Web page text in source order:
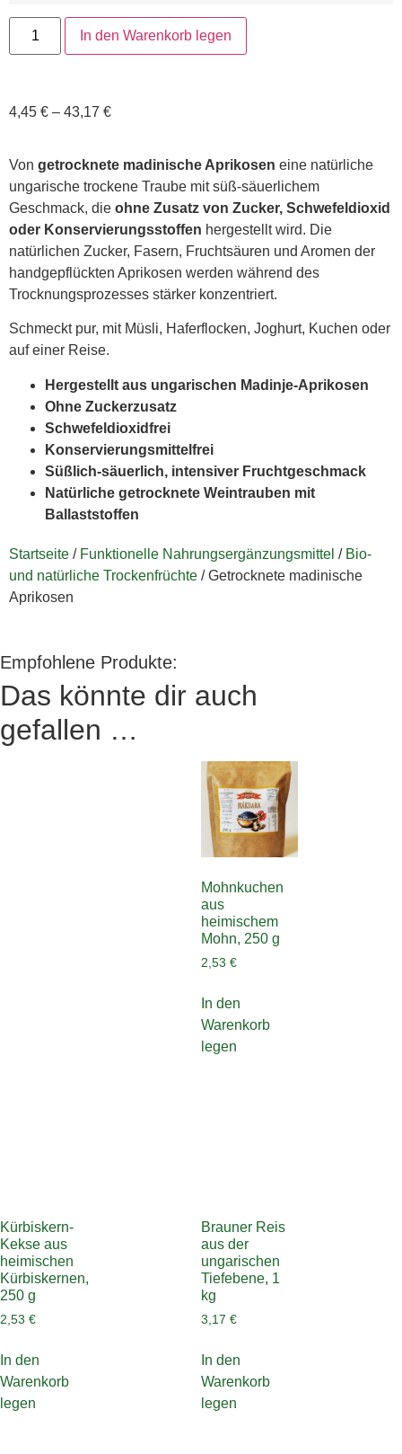
In den Warenkorb legen
4,45 € – 43,17 €
Von getrocknete madinische Aprikosen eine natürliche
ungarische trockene Traube mit süß-säuerlichem
Geschmack, die ohne Zusatz von Zucker, Schwefeldioxid
oder Konservierungsstoffen hergestellt wird. Die
natürlichen Zucker, Fasern, Fruchtsäuren und Aromen der
handgepflückten Aprikosen werden während des
Trocknungsprozesses stärker konzentriert.
Schmeckt pur, mit Müsli, Haferflocken, Joghurt, Kuchen oder
auf einer Reise.
Hergestellt aus ungarischen Madinje-Aprikosen
Ohne Zuckerzusatz
Schwefeldioxidfrei
Konservierungsmittelfrei
Süßlich-säuerlich, intensiver Fruchtgeschmack
Natürliche getrocknete Weintrauben mit
Ballaststoffen
Startseite / Funktionelle Nahrungsergänzungsmittel / Bio-
und natürliche Trockenfrüchte / Getrocknete madinische
Aprikosen
Empfohlene Produkte:
Das könnte dir auch
gefallen …
Mohnkuchen
aus
heimischem
Mohn, 250 g
2,53 €
In den
Warenkorb
legen
Kürbiskern-
Kekse aus
heimischen
Kürbiskernen,
250 g
2,53 €
In den
Warenkorb
legen
Brauner Reis
aus der
ungarischen
Tiefebene, 1
kg
3,17 €
In den
Warenkorb
legen